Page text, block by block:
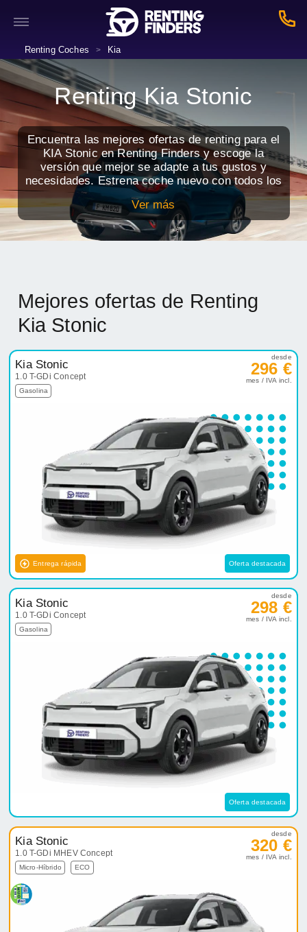
Renting Coches > Kia
Renting Kia Stonic
Encuentra las mejores ofertas de renting para el
KIA Stonic en Renting Finders y escoge la
versión que mejor se adapte a tus gustos y
necesidades. Estrena coche nuevo con todos los
servicios incluidos por una cuota mensual.
Ver más
Mejores ofertas de Renting
Kia Stonic
Kia Stonic
1.0 T-GDi Concept
Gasolina
desde
296 €
mes / IVA incl.
Entrega rápida Oferta destacada
Kia Stonic
1.0 T-GDi Concept
Gasolina
desde
298 €
mes / IVA incl.
Oferta destacada
Kia Stonic
1.0 T-GDi MHEV Concept
Micro-Híbrido ECO
desde
320 €
mes / IVA incl.